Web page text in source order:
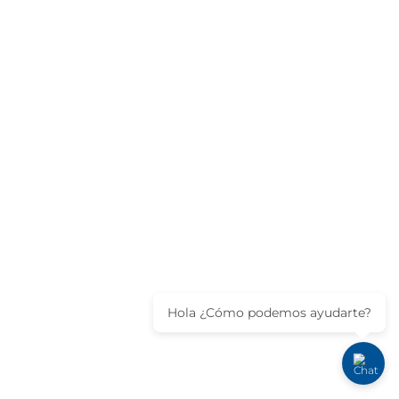
Hola ¿Cómo podemos ayudarte?